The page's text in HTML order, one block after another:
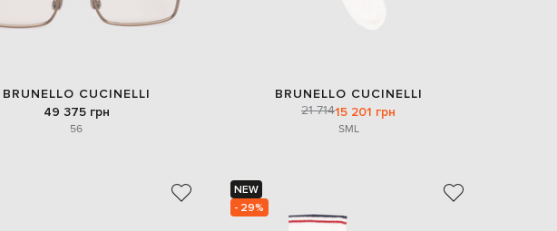
BRUNELLO CUCINELLI
49 375 грн
56
BRUNELLO CUCINELLI
21 71415 201 грн
SML
NEW
- 29%